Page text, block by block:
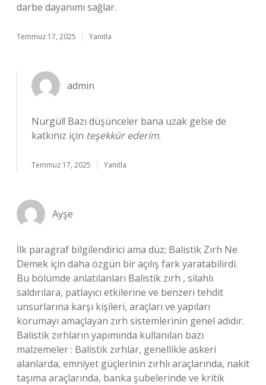
darbe dayanımı sağlar.
Temmuz 17, 2025 Yanıtla
admin
Nurgül! Bazı düşünceler bana uzak gelse de
katkınız için teşekkür ederim.
Temmuz 17, 2025 Yanıtla
Ayşe
İlk paragraf bilgilendirici ama düz; Balistik Zırh Ne
Demek için daha özgün bir açılış fark yaratabilirdi.
Bu bölümde anlatılanları Balistik zırh , silahlı
saldırılara, patlayıcı etkilerine ve benzeri tehdit
unsurlarına karşı kişileri, araçları ve yapıları
korumayı amaçlayan zırh sistemlerinin genel adıdır.
Balistik zırhların yapımında kullanılan bazı
malzemeler : Balistik zırhlar, genellikle askeri
alanlarda, emniyet güçlerinin zırhlı araçlarında, nakit
taşıma araçlarında, banka şubelerinde ve kritik